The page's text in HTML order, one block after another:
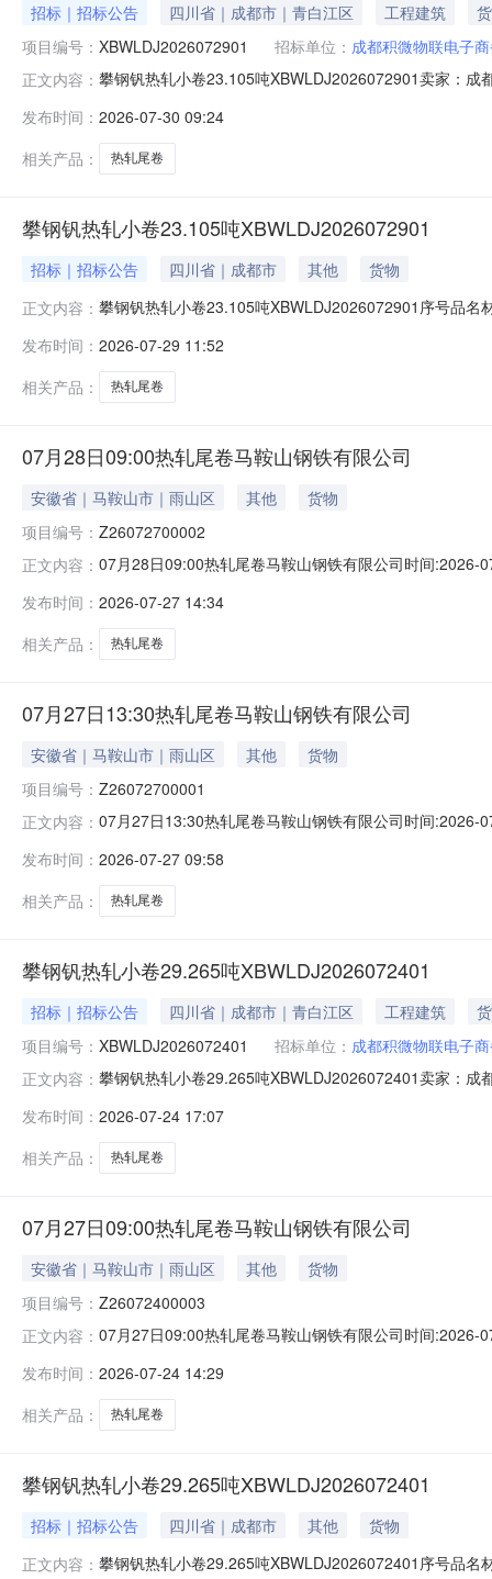
招标｜招标公告 四川省｜成都市｜青白江区 工程建筑
项目编号： XBWLDJ2026072901 招标单位： 成都积微物联电子
正文内容： 攀钢钒热轧小卷23.105吨XBWLDJ2026072901卖家：
1/2.22折边(因非计划产品的特殊性，可能存在与描述不
发布时间： 2026-07-30 09:24
相关产品：
热轧尾卷
攀钢钒热轧小卷23.105吨XBWLDJ2026072901
招标｜招标公告 四川省｜成都市 其他
货物
正文内容： 攀钢钒热轧小卷23.105吨XBWLDJ2026072901序号品
卷）PWB1.8*1250*C攀钢钒1/2.215折边(因非计划产品
发布时间： 2026-07-29 11:52
相关产品：
热轧尾卷
07月28日09:00热轧尾卷马鞍山钢铁有限公司
安徽省｜马鞍山市｜雨山区 其他
货物
项目编号： Z26072700002
正文内容： 07月28日09:00热轧尾卷马鞍山钢铁有限公司时间
保证金：￥1,700.00元交易保证金：￥1,700.00元竞价
发布时间： 2026-07-27 14:34
相关产品：
热轧尾卷
07月27日13:30热轧尾卷马鞍山钢铁有限公司
安徽省｜马鞍山市｜雨山区 其他
货物
项目编号： Z26072700001
正文内容： 07月27日13:30热轧尾卷马鞍山钢铁有限公司时间
保证金：￥1,700.00元交易保证金：￥1,700.00元竞价
发布时间： 2026-07-27 09:58
相关产品：
热轧尾卷
攀钢钒热轧小卷29.265吨XBWLDJ2026072401
招标｜招标公告 四川省｜成都市｜青白江区 工程建筑
项目编号： XBWLDJ2026072401 招标单位： 成都积微物联电子
正文内容： 攀钢钒热轧小卷29.265吨XBWLDJ2026072401卖家：
轧烂(因非计划产品的特殊性，可能存在与描述不符或其
发布时间： 2026-07-24 17:07
相关产品：
热轧尾卷
07月27日09:00热轧尾卷马鞍山钢铁有限公司
安徽省｜马鞍山市｜雨山区 其他
货物
项目编号： Z26072400003
正文内容： 07月27日09:00热轧尾卷马鞍山钢铁有限公司时间
保证金：￥1,700.00元交易保证金：￥1,700.00元竞价
发布时间： 2026-07-24 14:29
相关产品：
热轧尾卷
攀钢钒热轧小卷29.265吨XBWLDJ2026072401
招标｜招标公告 四川省｜成都市 其他
货物
正文内容： 攀钢钒热轧小卷29.265吨XBWLDJ2026072401序号品